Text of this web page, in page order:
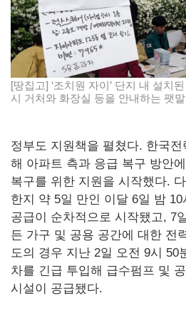
[땅집고] ‘조치원 자이’ 단지 내 설치
시 거처와 화장실 등을 안내하는 팻
정부도 지원책을 펼쳤다. 한국
해 아파트 측과 응급 복구 방안
복구를 위한 지원을 시작했다.
한지 약 5일 만인 이달 6일 밤
공급이 순차적으로 시작됐고, 7
든 가구 및 공용 공간에 대한 전
도의 경우 지난 2일 오전 9시 50
차를 긴급 투입해 급수펌프 및
시설이 공급됐다.